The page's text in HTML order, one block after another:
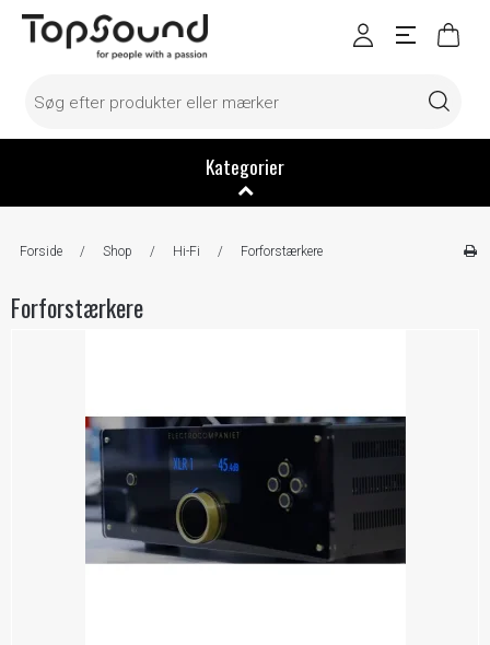
Kategorier
Forside / Shop / Hi-Fi / Forforstærkere
Forforstærkere